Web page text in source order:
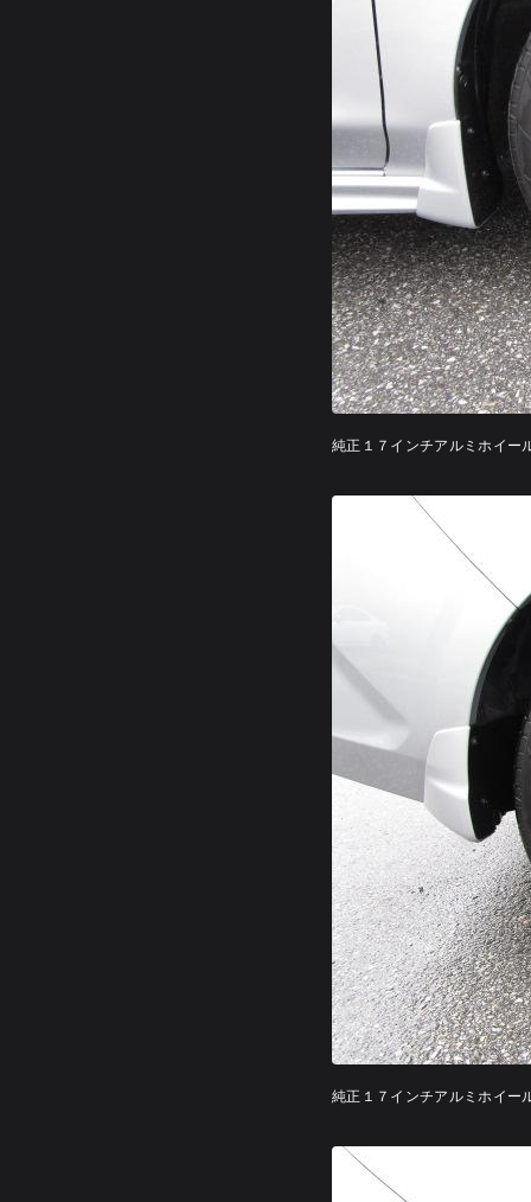
純正１７インチアルミホイー
純正１７インチアルミホイー